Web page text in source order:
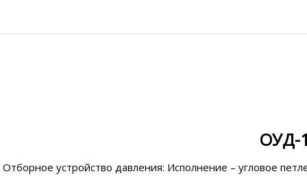
ОУД-
Отборное устройство давления: Исполнение – угловое